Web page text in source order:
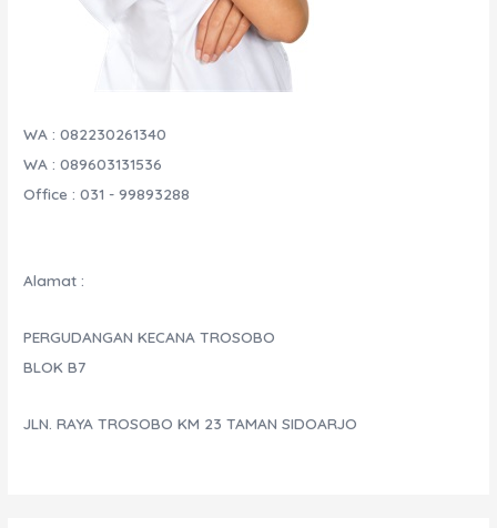
WA : 082230261340
WA : 089603131536
Office : 031 - 99893288
Alamat :
PERGUDANGAN KECANA TROSOBO
BLOK B7
JLN. RAYA TROSOBO KM 23 TAMAN SIDOARJO